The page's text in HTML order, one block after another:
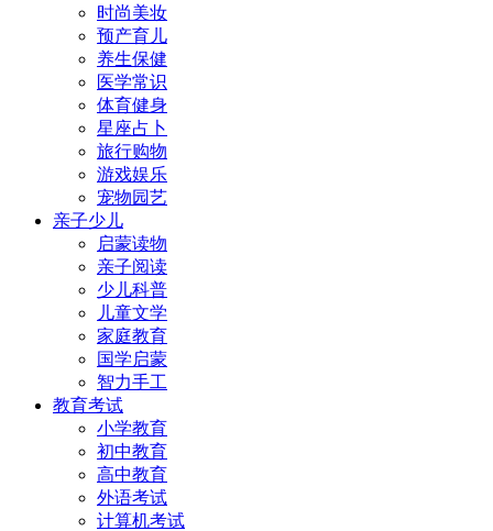
时尚美妆
预产育儿
养生保健
医学常识
体育健身
星座占卜
旅行购物
游戏娱乐
宠物园艺
亲子少儿
启蒙读物
亲子阅读
少儿科普
儿童文学
家庭教育
国学启蒙
智力手工
教育考试
小学教育
初中教育
高中教育
外语考试
计算机考试